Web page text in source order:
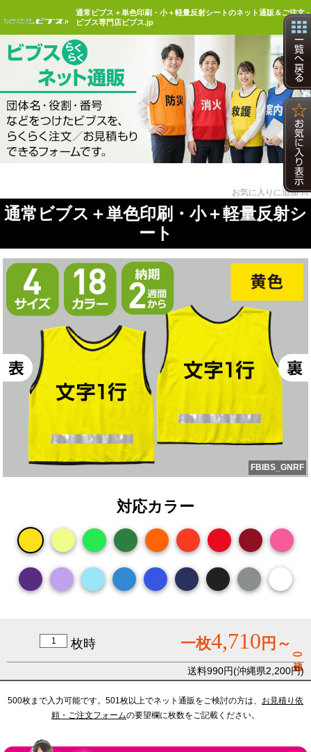
通常ビブス＋単色印刷・小＋軽量反射シートのネット通販＆ご注文 -
ビブス専門店ビブス.jp
お気に入りに追加☆
通常ビブス＋単色印刷・小＋軽量反射シ
ート
FBIBS_GNRF
対応カラー
枚時 一枚4,710 円～
(税込)
送料990円(沖縄県2,200円)
500枚まで入力可能です。501枚以上でネット通販をご検討の方は、 お見積り依
頼・ご注文フォームの要望欄に枚数をご記載ください。